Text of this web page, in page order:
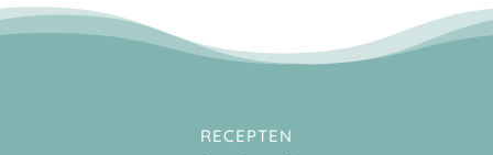
RECEPTEN